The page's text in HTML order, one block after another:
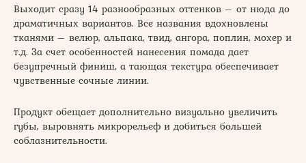
Выходит сразу 14 разнообразных оттенков – от нюда до
драматичных вариантов. Все названия вдохновлены
тканями – велюр, альпака, твид, ангора, поплин, мохер и
т.д. За счет особенностей нанесения помада дает
безупречный финиш, а тающая текстура обеспечивает
чувственные сочные линии.
Продукт обещает дополнительно визуально увеличить
губы, выровнять микрорельеф и добиться большей
соблазнительности.